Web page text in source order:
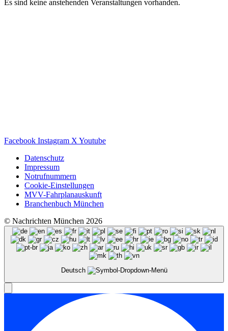
Es sind keine anstehenden Veranstaltungen vorhanden.
Facebook Instagram X Youtube
Datenschutz
Impressum
Notrufnummern
Cookie-Einstellungen
MVV-Fahrplanauskunft
Branchenbuch München
© Nachrichten München 2026
Deutsch